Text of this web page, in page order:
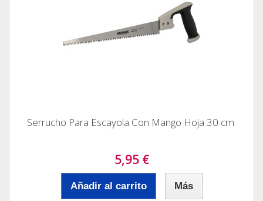
Serrucho Para Escayola Con Mango Hoja 30 cm.
5,95 €
Añadir al carrito Más